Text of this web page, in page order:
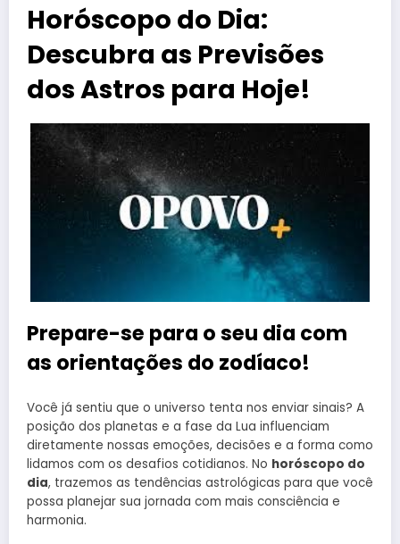
Horóscopo do Dia:
Descubra as Previsões
dos Astros para Hoje!
Prepare-se para o seu dia com
as orientações do zodíaco!
Você já sentiu que o universo tenta nos enviar sinais? A
posição dos planetas e a fase da Lua influenciam
diretamente nossas emoções, decisões e a forma como
lidamos com os desafios cotidianos. No horóscopo do
dia, trazemos as tendências astrológicas para que você
possa planejar sua jornada com mais consciência e
harmonia.